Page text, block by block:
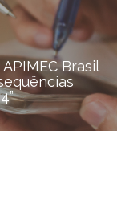
Brasil